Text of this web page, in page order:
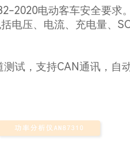
2020电动客车安全要求
电压、电流、充电量、
试，支持CAN通讯，自